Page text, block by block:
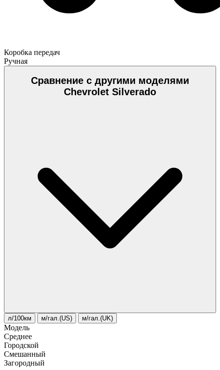
Коробка передач
Ручная
Сравнение с другими моделями
Chevrolet Silverado
л/100км м/гал.(US) м/гал.(UK)
Модель
Среднее
Городской
Смешанный
Загородный